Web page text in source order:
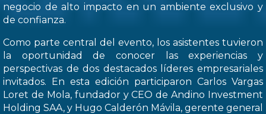
negocio de alto impacto en un ambiente exclusivo y
de confianza.
Como parte central del evento, los asistentes tuvieron
la oportunidad de conocer las experiencias y
perspectivas de dos destacados líderes empresariales
invitados. En esta edición participaron Carlos Vargas
Loret de Mola, fundador y CEO de Andino Investment
Holding SAA, y Hugo Calderón Mávila, gerente general